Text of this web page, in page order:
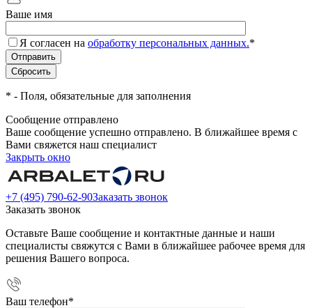
Ваше имя
Я согласен на обработку персональных данных.*
* - Поля, обязательные для заполнения
Сообщение отправлено
Ваше сообщение успешно отправлено. В ближайшее время с
Вами свяжется наш специалист
Закрыть окно
+7 (495) 790-62-90Заказать звонок
Заказать звонок
Оставьте Ваше сообщение и контактные данные и наши
специалисты свяжутся с Вами в ближайшее рабочее время для
решения Вашего вопроса.
Ваш телефон*